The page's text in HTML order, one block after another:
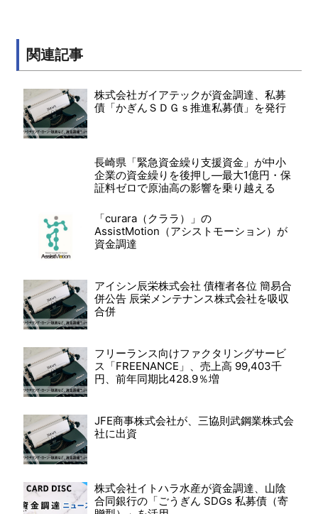
関連記事
株式会社ガイアテックが資金調達、私募
債「かぎんＳＤＧｓ推進私募債」を発行
長崎県「緊急資金繰り支援資金」が中小
企業の資金繰りを後押し―最大1億円・保
証料ゼロで原油高の影響を乗り越える
「curara（クララ）」の
AssistMotion（アシストモーション）が
資金調達
アイシン辰栄株式会社 債権者各位 簡易合
併公告 辰栄メンテナンス株式会社を吸収
合併
フリーランス向けファクタリングサービ
ス「FREENANCE」、売上高 99,403千
円、前年同期比428.9％増
JFE商事株式会社が、三協則武鋼業株式会
社に出資
株式会社イトハラ水産が資金調達、山陰
合同銀行の「ごうぎん SDGs 私募債（寄